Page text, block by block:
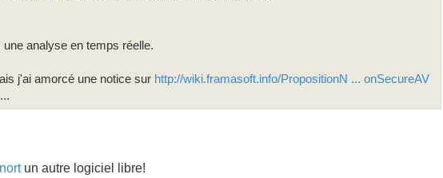
analyse en temps réelle.
j'ai amorcé une notice sur http://wiki.framasoft.info/PropositionN ... onSecureAV
un autre logiciel libre!